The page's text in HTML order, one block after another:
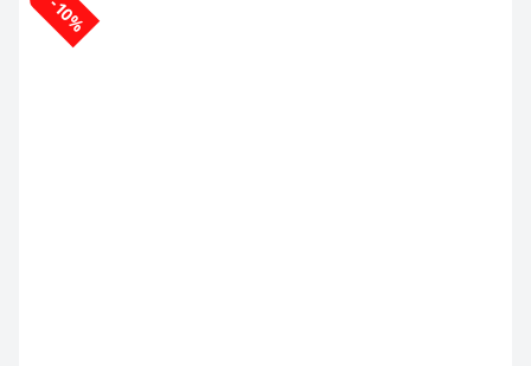
-10%